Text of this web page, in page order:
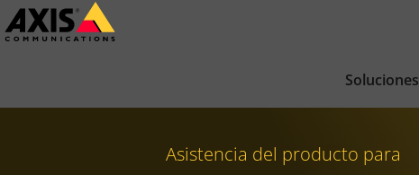
Saltar
al
Soluciones
Asistencia del producto para